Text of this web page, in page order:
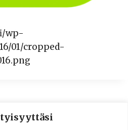
wp-
01/cropped-